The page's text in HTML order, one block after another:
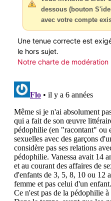
dessous (bouton
avec votre compte
Une tenue correcte est
le hors sujet.
Notre charte de modération